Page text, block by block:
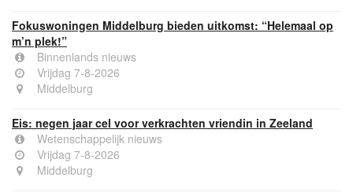
Fokuswoningen Middelburg bieden uitkomst: “Helemaal op
m’n plek!”
Binnenlands nieuws
Vrijdag 7-8-2026
Middelburg
Eis: negen jaar cel voor verkrachten vriendin in Zeeland
Wetenschappelijk nieuws
Vrijdag 7-8-2026
Middelburg